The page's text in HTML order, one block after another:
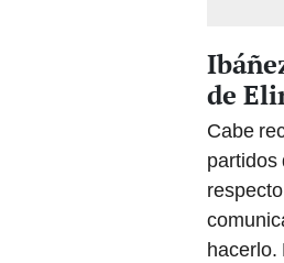
de
Cabe
partidos
hacerlo.